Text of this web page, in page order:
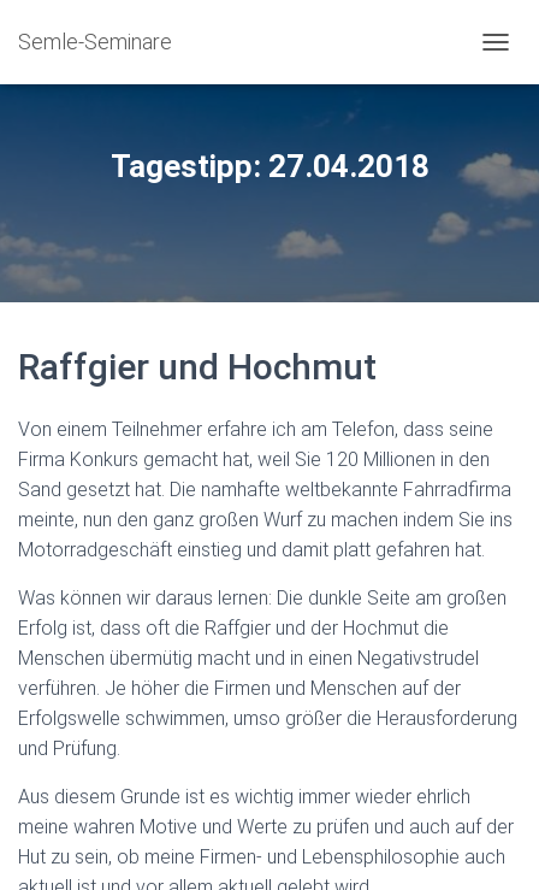
Semle-Seminare
Tagestipp: 27.04.2018
Raffgier und Hochmut
Von einem Teilnehmer erfahre ich am Telefon, dass seine
Firma Konkurs gemacht hat, weil Sie 120 Millionen in den
Sand gesetzt hat. Die namhafte weltbekannte Fahrradfirma
meinte, nun den ganz großen Wurf zu machen indem Sie ins
Motorradgeschäft einstieg und damit platt gefahren hat.
Was können wir daraus lernen: Die dunkle Seite am großen
Erfolg ist, dass oft die Raffgier und der Hochmut die
Menschen übermütig macht und in einen Negativstrudel
verführen. Je höher die Firmen und Menschen auf der
Erfolgswelle schwimmen, umso größer die Herausforderung
und Prüfung.
Aus diesem Grunde ist es wichtig immer wieder ehrlich
meine wahren Motive und Werte zu prüfen und auch auf der
Hut zu sein, ob meine Firmen- und Lebensphilosophie auch